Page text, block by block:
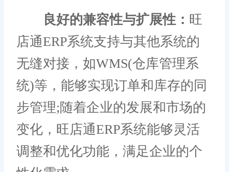
良好的兼容性与扩展性： 旺
店通ERP系统支持与其他系统的
无缝对接，如WMS(仓库管理系
统)等，能够实现订单和库存的同
步管理;随着企业的发展和市场的
变化，旺店通ERP系统能够灵活
调整和优化功能，满足企业的个